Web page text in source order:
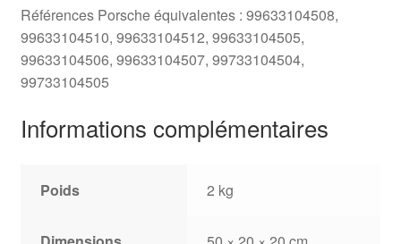
Références Porsche équivalentes : 99633104508,
99633104510, 99633104512, 99633104505,
99633104506, 99633104507, 99733104504,
99733104505
Informations complémentaires
Poids 2 kg